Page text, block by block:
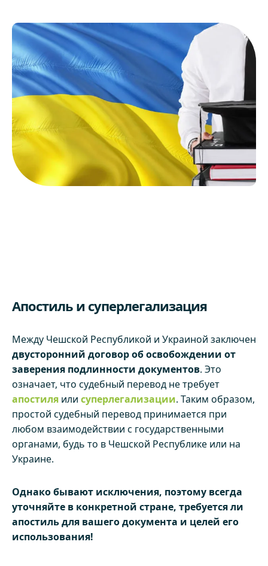
Апостиль и суперлегализация
Между Чешской Республикой и Украиной заключен
двусторонний договор об освобождении от
заверения подлинности документов. Это
означает, что судебный перевод не требует
апостиля или суперлегализации. Таким образом,
простой судебный перевод принимается при
любом взаимодействии с государственными
органами, будь то в Чешской Республике или на
Украине.
Однако бывают исключения, поэтому всегда
уточняйте в конкретной стране, требуется ли
апостиль для вашего документа и целей его
использования!